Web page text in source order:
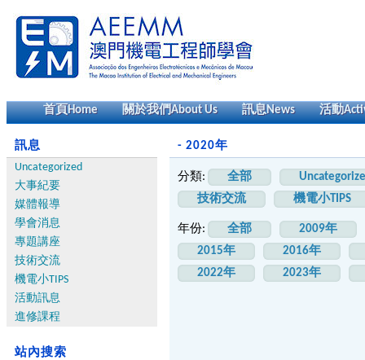
首頁Home 關於我們About Us 訊息News 活動
訊息
Uncategorized
大事紀要
媒體報導
學會消息
專題講座
技術交流
機電小TIPS
活動訊息
進修課程
站內搜索
- 2020年
分類: 全部
技術交流
機電小TIPS
年份: 全部
2009年
2015年
2016年
2022年
2023年